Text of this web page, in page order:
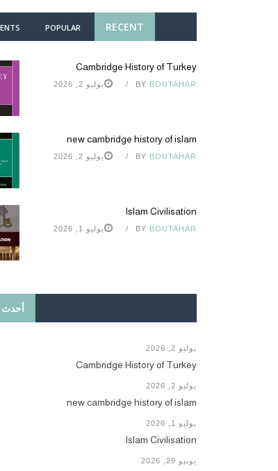
RECENT
POPULAR
Cambridge History of Turkey
BY BOUTAHAR يوليو 2, 2026
new cambridge history of islam
BY BOUTAHAR يوليو 2, 2026
Islam Civilisation
BY BOUTAHAR يوليو 1, 2026
أحدث
يوليو 2, 2026
Cambridge History of Turkey
يوليو 2, 2026
new cambridge history of islam
يوليو 1, 2026
Islam Civilisation
يونيو 29, 2026